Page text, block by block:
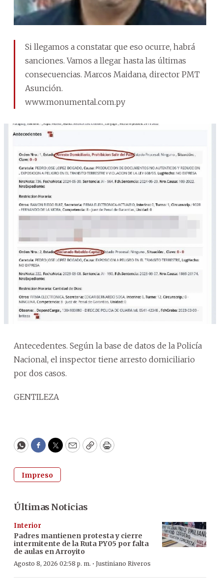
Si llegamos a constatar que eso ocurre, habrá
sanciones. Vamos a llegar hasta las últimas
consecuencias. Marcos Maidana, director PMT
Asunción.
www.monumental.com.py
Antecedentes. Según la base de datos de la Policía
Nacional, el inspector tiene arresto domiciliario
por dos casos.
GENTILEZA
WhatsApp
Facebook
Twitter
EmailCopyPrint
Impreso
Últimas Noticias
Interior
Padres mantienen protesta y cierre
intermitente de la Ruta PY05 por falta
de aulas en Arroyito
Agosto 8, 2026 02:58 p. m. · Justiniano Riveros